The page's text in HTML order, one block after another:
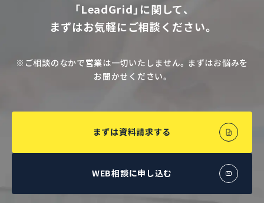
「LeadGrid」に関して、
まずはお気軽にご相談ください。
※ご相談のなかで営業は一切いたしません。まずはお悩みを
お聞かせください。
まずは資料請求する
WEB相談に申し込む